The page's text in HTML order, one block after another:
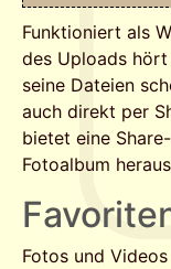
Funktioniert als
des Uploads
seine Dateien
auch direkt per
bietet eine
Fotoalbum
Fotos und